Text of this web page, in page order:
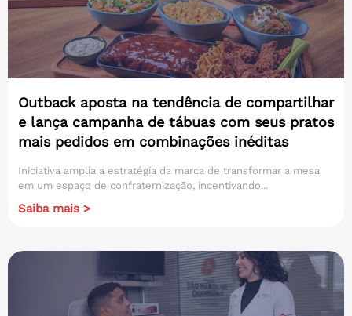
Outback aposta na tendência de compartilhar
e lança campanha de tábuas com seus pratos
mais pedidos em combinações inéditas
Iniciativa amplia a estratégia da marca de transformar a mesa
em um espaço de confraternização, incentivando...
Saiba mais >